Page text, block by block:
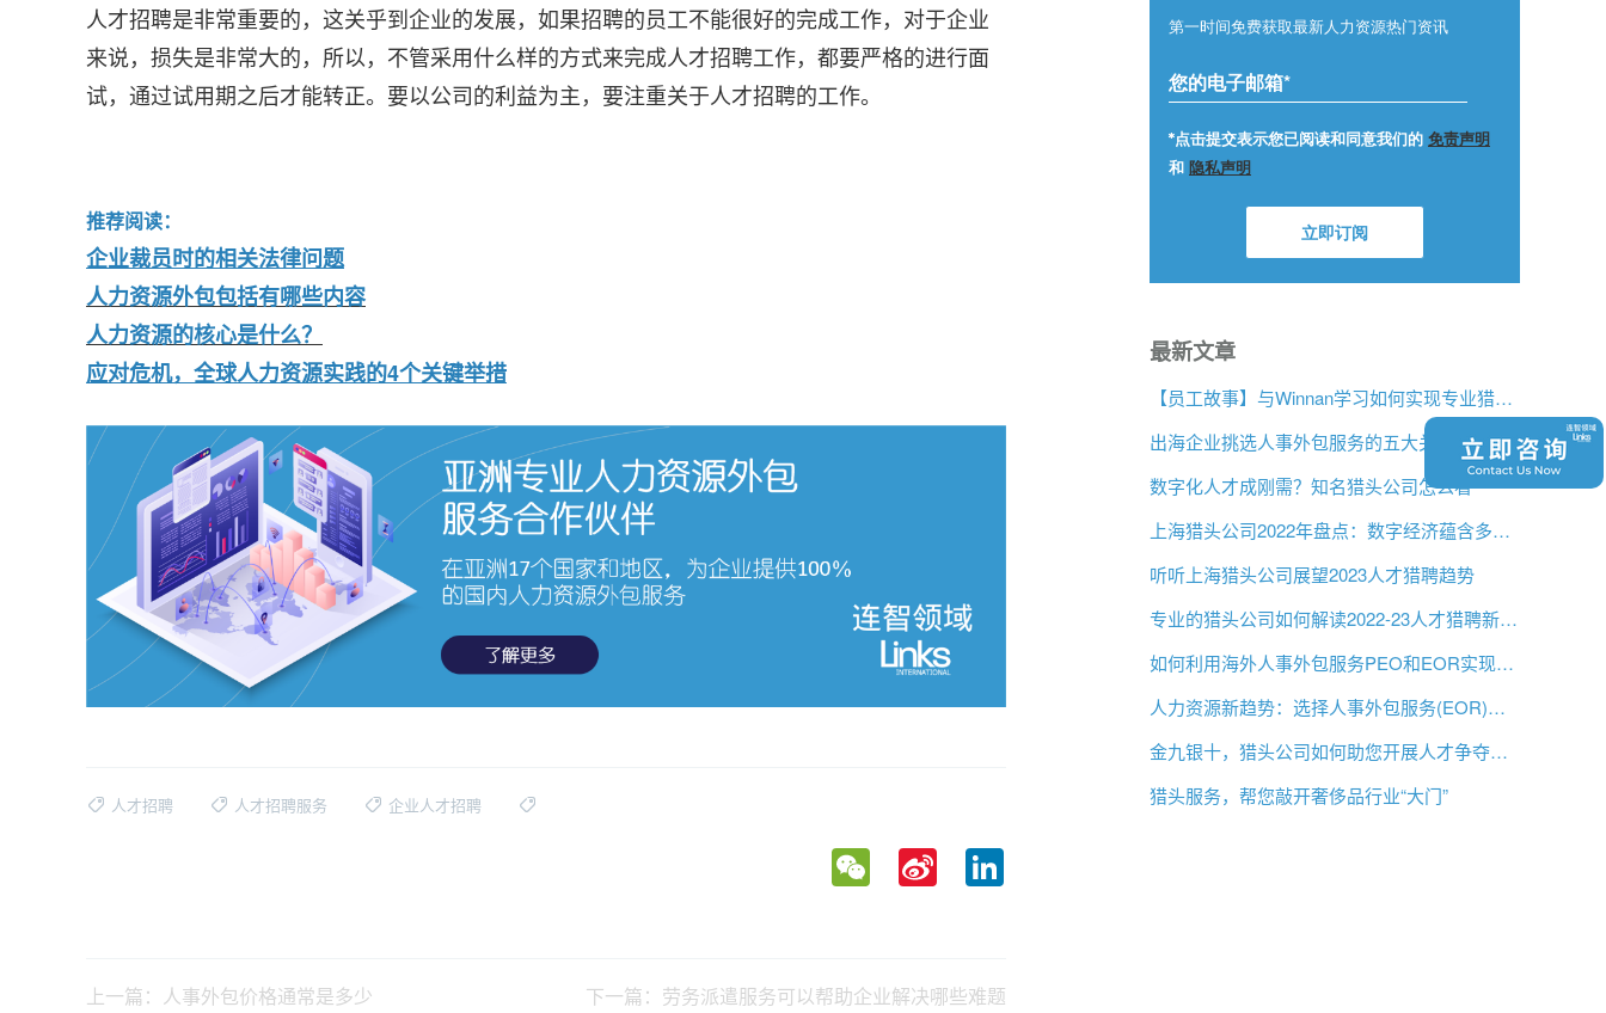
人才招聘是非常重要的，这关乎到企业的发展，如果招聘的员工不能很好的完成工作，对于企业
来说，损失是非常大的，所以，不管采用什么样的方式来完成人才招聘工作，都要严格的进行面
试，通过试用期之后才能转正。要以公司的利益为主，要注重关于人才招聘的工作。
推荐阅读：
企业裁员时的相关法律问题
人力资源外包包括有哪些内容
人力资源的核心是什么？
应对危机，全球人力资源实践的4个关键举措
人才招聘 人才招聘服务 企业人才招聘
WeChat
Sina
Weibo
上一篇：人事外包价格通常是多少 下一篇：劳务派遣服务可以帮助企业解决哪些难题
最新文章
【员工故事】与Winnan学习如何实现专业猎头团队的发展
出海企业挑选人事外包服务的五大关键问题是什么？
数字化人才成刚需？知名猎头公司怎么看
上海猎头公司2022年盘点：数字经济蕴含多大机遇？
听听上海猎头公司展望2023人才猎聘趋势
专业的猎头公司如何解读2022-23人才猎聘新趋势？
如何利用海外人事外包服务PEO和EOR实现增长？
人力资源新趋势：选择人事外包服务(EOR)还是专业雇主组织(PEO)？
金九银十，猎头公司如何助您开展人才争夺战？
猎头服务，帮您敲开奢侈品行业“大门”